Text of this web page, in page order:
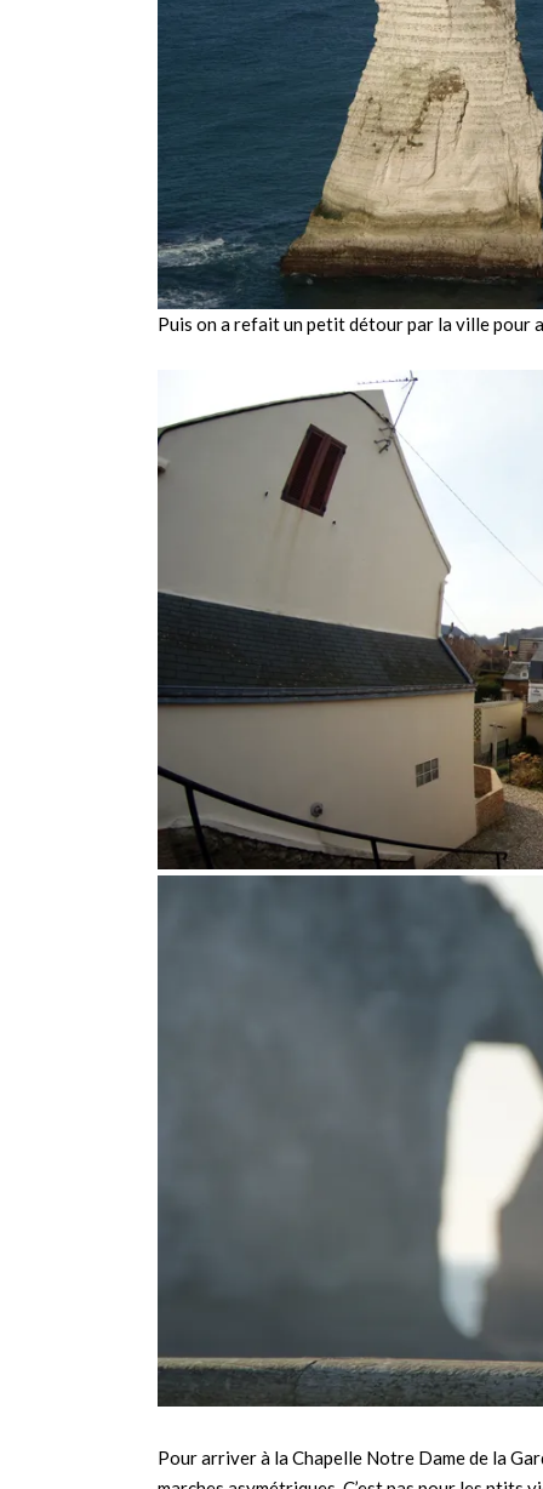
Puis on a refait un petit détour par la ville pour
Pour arriver à la Chapelle Notre Dame de la